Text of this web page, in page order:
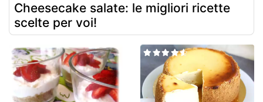
Cheesecake salate: le migliori ricette
scelte per voi!